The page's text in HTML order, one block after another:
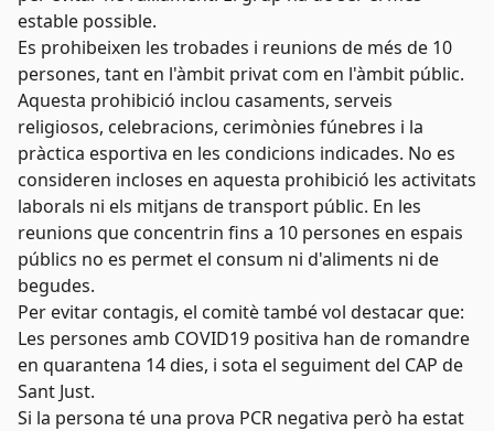
estable possible.
Es prohibeixen les trobades i reunions de més de 10
persones, tant en l'àmbit privat com en l'àmbit públic.
Aquesta prohibició inclou casaments, serveis
religiosos, celebracions, cerimònies fúnebres i la
pràctica esportiva en les condicions indicades. No es
consideren incloses en aquesta prohibició les activitats
laborals ni els mitjans de transport públic. En les
reunions que concentrin fins a 10 persones en espais
públics no es permet el consum ni d'aliments ni de
begudes.
Per evitar contagis, el comitè també vol destacar que:
Les persones amb COVID19 positiva han de romandre
en quarantena 14 dies, i sota el seguiment del CAP de
Sant Just.
Si la persona té una prova PCR negativa però ha estat